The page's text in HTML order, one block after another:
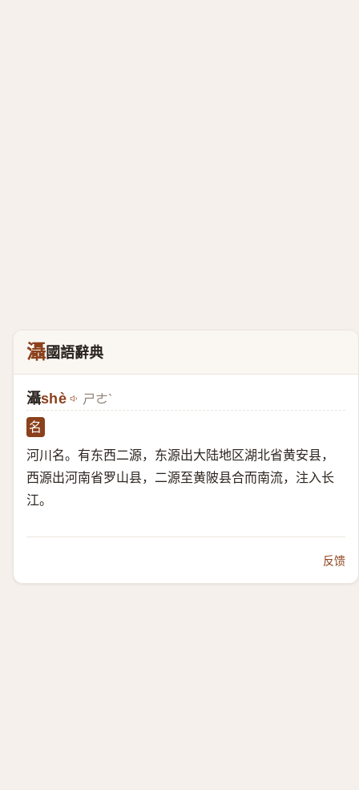
灄國語辭典
灄shè ㄕㄜˋ
名
河川名。有东西二源，东源出大陆地区湖北省黄安县，
西源出河南省罗山县，二源至黄陂县合而南流，注入长
江。
反馈